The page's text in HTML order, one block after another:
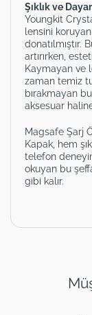
Şıklık ve
Youngkit
lensini
donatılmıştır.
artırırken,
Kaymayan ve
zaman temiz
bırakmayan
aksesuar
Magsafe Şarj
Kapak, hem
telefon
okuyan bu
gibi kalır.